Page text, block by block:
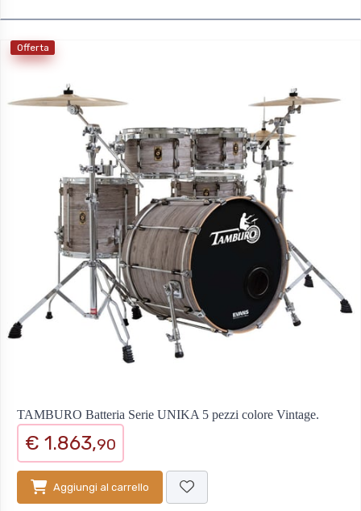
Offerta
TAMBURO Batteria Serie UNIKA 5 pezzi colore Vintage.
€ 1.863,90
Aggiungi al carrello